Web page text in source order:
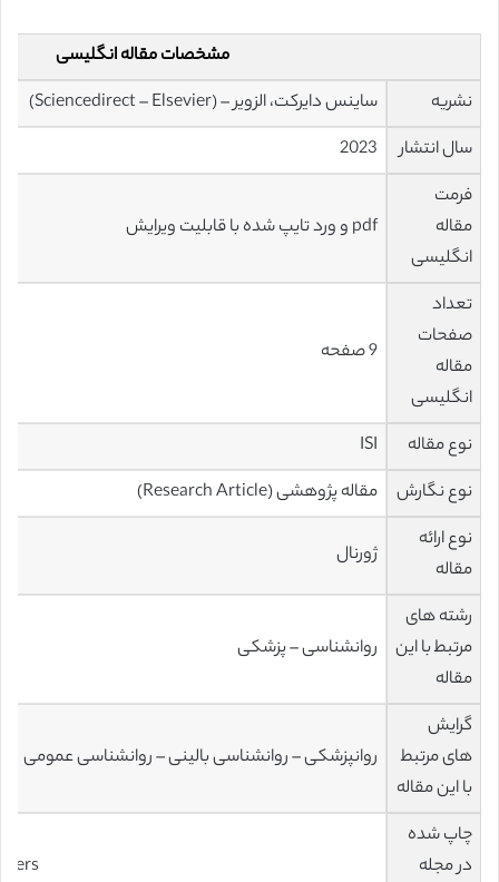
مشخصات مقاله انگلیسی
نشریه
ساینس دایرکت، الزویر – (Sciencedirect – Elsevier)
سال انتشار
2023
فرمت
مقاله
انگلیسی
pdf و ورد تایپ شده با قابلیت ویرایش
تعداد
صفحات
مقاله
انگلیسی
9 صفحه
نوع مقاله
ISI
نوع نگارش
مقاله پژوهشی (Research Article)
نوع ارائه
مقاله
ژورنال
رشته های
مرتبط با این
مقاله
روانشناسی – پزشکی
گرایش
های مرتبط
با این مقاله
روانپزشکی – روانشناسی بالینی – روانشناسی عمومی
چاپ شده
در مجله